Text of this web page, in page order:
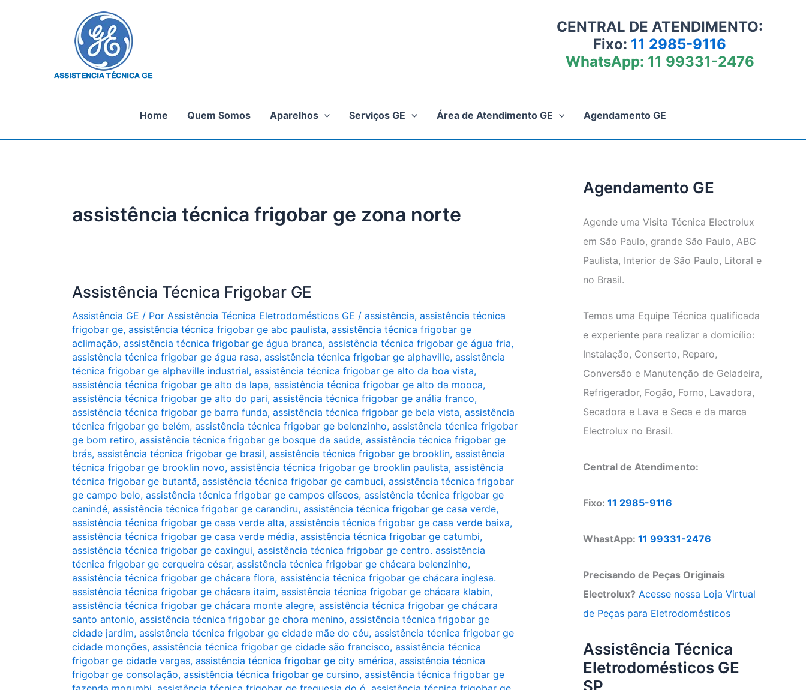
CENTRAL DE ATENDIMENTO:
Fixo: 11 2985-9116
WhatsApp: 11 99331-2476
Home Quem Somos Aparelhos Serviços GE Área de Atendimento GE Agendamento GE
assistência técnica frigobar ge zona norte
Assistência Técnica Frigobar GE
Assistência GE / Por Assistência Técnica Eletrodomésticos GE / assistência, assistência técnica
frigobar ge, assistência técnica frigobar ge abc paulista, assistência técnica frigobar ge
aclimação, assistência técnica frigobar ge água branca, assistência técnica frigobar ge água fria,
assistência técnica frigobar ge água rasa, assistência técnica frigobar ge alphaville, assistência
técnica frigobar ge alphaville industrial, assistência técnica frigobar ge alto da boa vista,
assistência técnica frigobar ge alto da lapa, assistência técnica frigobar ge alto da mooca,
assistência técnica frigobar ge alto do pari, assistência técnica frigobar ge anália franco,
assistência técnica frigobar ge barra funda, assistência técnica frigobar ge bela vista, assistência
técnica frigobar ge belém, assistência técnica frigobar ge belenzinho, assistência técnica frigobar
ge bom retiro, assistência técnica frigobar ge bosque da saúde, assistência técnica frigobar ge
brás, assistência técnica frigobar ge brasil, assistência técnica frigobar ge brooklin, assistência
técnica frigobar ge brooklin novo, assistência técnica frigobar ge brooklin paulista, assistência
técnica frigobar ge butantã, assistência técnica frigobar ge cambuci, assistência técnica frigobar
ge campo belo, assistência técnica frigobar ge campos elíseos, assistência técnica frigobar ge
canindé, assistência técnica frigobar ge carandiru, assistência técnica frigobar ge casa verde,
assistência técnica frigobar ge casa verde alta, assistência técnica frigobar ge casa verde baixa,
assistência técnica frigobar ge casa verde média, assistência técnica frigobar ge catumbi,
assistência técnica frigobar ge caxingui, assistência técnica frigobar ge centro. assistência
técnica frigobar ge cerqueira césar, assistência técnica frigobar ge chácara belenzinho,
assistência técnica frigobar ge chácara flora, assistência técnica frigobar ge chácara inglesa.
assistência técnica frigobar ge chácara itaim, assistência técnica frigobar ge chácara klabin,
assistência técnica frigobar ge chácara monte alegre, assistência técnica frigobar ge chácara
santo antonio, assistência técnica frigobar ge chora menino, assistência técnica frigobar ge
cidade jardim, assistência técnica frigobar ge cidade mãe do céu, assistência técnica frigobar ge
cidade monções, assistência técnica frigobar ge cidade são francisco, assistência técnica
frigobar ge cidade vargas, assistência técnica frigobar ge city américa, assistência técnica
frigobar ge consolação, assistência técnica frigobar ge cursino, assistência técnica frigobar ge
Agendamento GE
Agende uma Visita Técnica Electrolux
em São Paulo, grande São Paulo, ABC
Paulista, Interior de São Paulo, Litoral e
no Brasil.
Temos uma Equipe Técnica qualificada
e experiente para realizar a domicílio:
Instalação, Conserto, Reparo,
Conversão e Manutenção de Geladeira,
Refrigerador, Fogão, Forno, Lavadora,
Secadora e Lava e Seca e da marca
Electrolux no Brasil.
Central de Atendimento:
Fixo: 11 2985-9116
WhastApp: 11 99331-2476
Precisando de Peças Originais
Electrolux? Acesse nossa Loja Virtual
de Peças para Eletrodomésticos
Assistência Técnica
Eletrodomésticos GE
SP